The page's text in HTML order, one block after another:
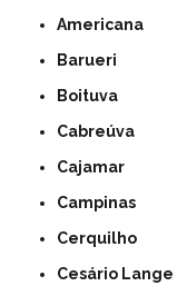
Americana
Barueri
Boituva
Cabreúva
Cajamar
Campinas
Cerquilho
Cesário Lange